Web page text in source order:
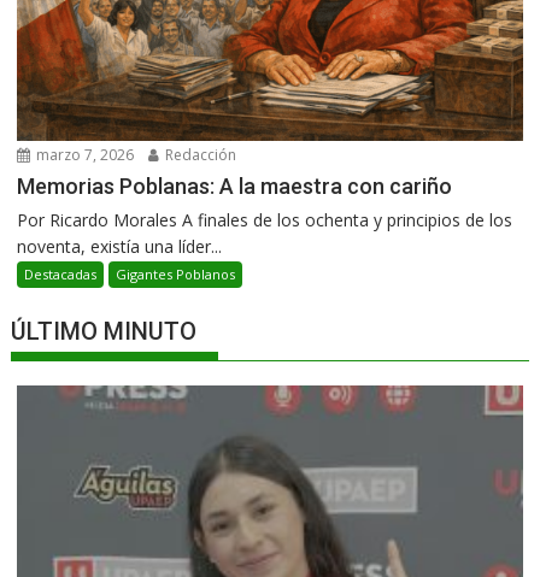
marzo 7, 2026 Redacción
Memorias Poblanas: A la maestra con cariño
Por Ricardo Morales A finales de los ochenta y principios de los
noventa, existía una líder...
Destacadas Gigantes Poblanos
ÚLTIMO MINUTO